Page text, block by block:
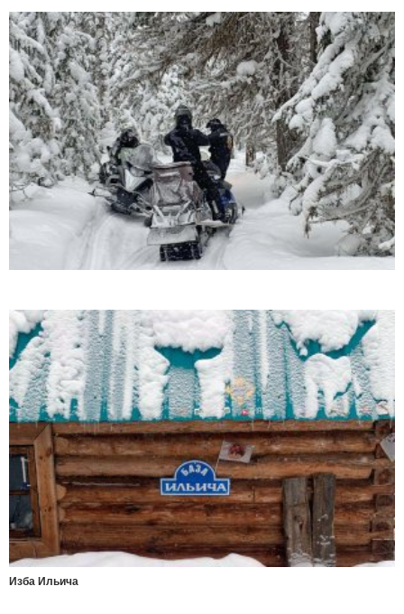
Изба Ильича